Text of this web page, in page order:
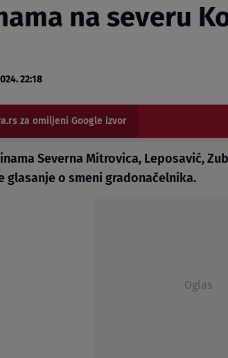
na severu
22:18
za omiljeni Google izvor
Severna Mitrovica, Leposavić,
glasanje o smeni gradonačelnika.
Oglas